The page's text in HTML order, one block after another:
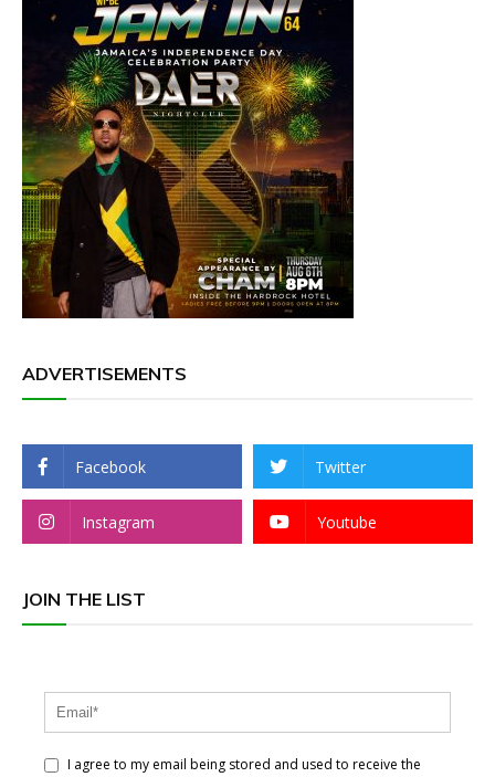
ADVERTISEMENTS
Facebook Twitter
Instagram Youtube
JOIN THE LIST
I agree to my email being stored and used to receive the